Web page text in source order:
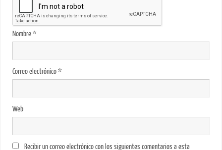
Nombre*
Correo electrónico*
Web
Recibir un correo electrónico con los siguientes comentarios a esta